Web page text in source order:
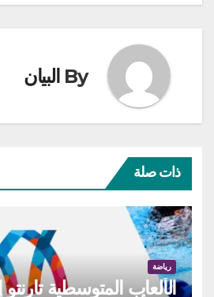
By البيان
ذات صلة
رياضة
الألعاب المتوسطية تارنتو